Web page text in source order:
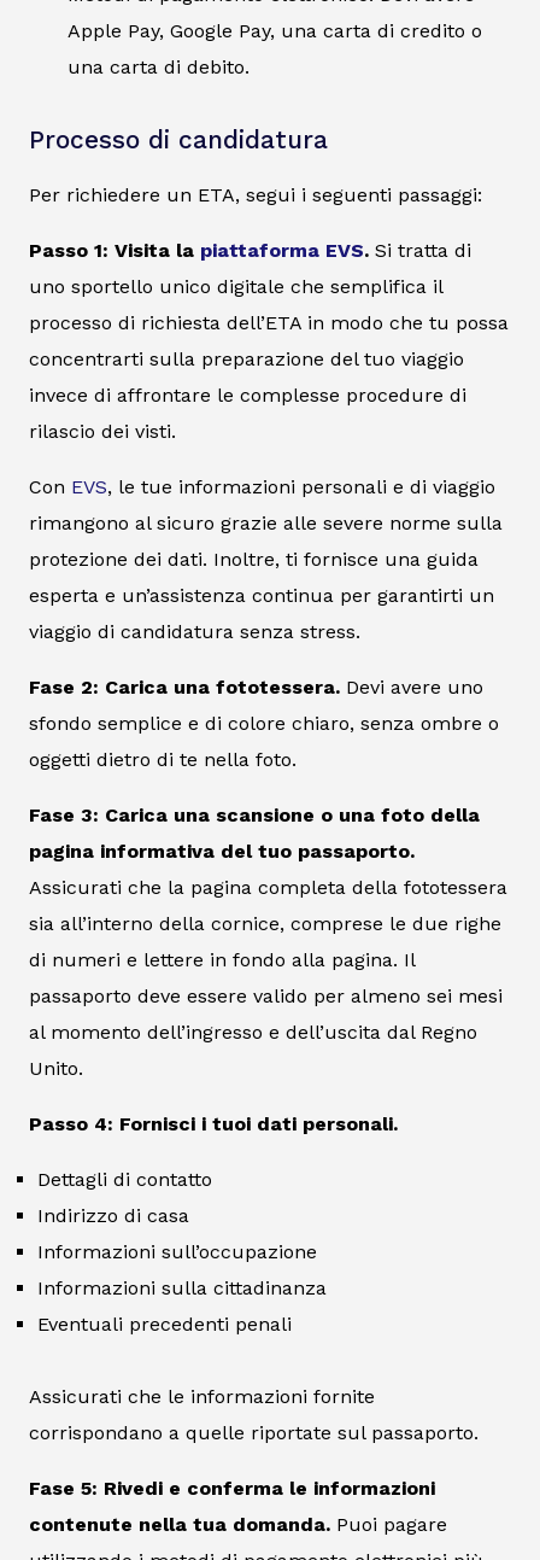
Apple Pay, Google Pay, una carta di credito o
una carta di debito.
Processo di candidatura
Per richiedere un ETA, segui i seguenti passaggi:
Passo 1: Visita la piattaforma EVS. Si tratta di
uno sportello unico digitale che semplifica il
processo di richiesta dell’ETA in modo che tu possa
concentrarti sulla preparazione del tuo viaggio
invece di affrontare le complesse procedure di
rilascio dei visti.
Con EVS, le tue informazioni personali e di viaggio
rimangono al sicuro grazie alle severe norme sulla
protezione dei dati. Inoltre, ti fornisce una guida
esperta e un’assistenza continua per garantirti un
viaggio di candidatura senza stress.
Fase 2: Carica una fototessera. Devi avere uno
sfondo semplice e di colore chiaro, senza ombre o
oggetti dietro di te nella foto.
Fase 3: Carica una scansione o una foto della
pagina informativa del tuo passaporto.
Assicurati che la pagina completa della fototessera
sia all’interno della cornice, comprese le due righe
di numeri e lettere in fondo alla pagina. Il
passaporto deve essere valido per almeno sei mesi
al momento dell’ingresso e dell’uscita dal Regno
Unito.
Passo 4: Fornisci i tuoi dati personali.
Dettagli di contatto
Indirizzo di casa
Informazioni sull’occupazione
Informazioni sulla cittadinanza
Eventuali precedenti penali
Assicurati che le informazioni fornite
corrispondano a quelle riportate sul passaporto.
Fase 5: Rivedi e conferma le informazioni
contenute nella tua domanda. Puoi pagare